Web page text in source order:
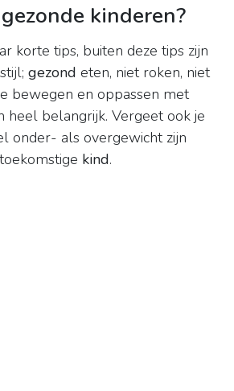
kinderen?
korte tips, buiten deze tips zijn
gezond eten, niet roken, niet
bewegen en oppassen met
heel belangrijk. Vergeet ook je
onder- als overgewicht zijn
kind.